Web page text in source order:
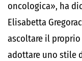
oncologica», ha
Elisabetta
ascoltare il
adottare uno stile